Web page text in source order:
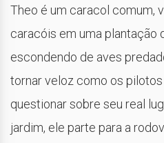
Theo é um caracol comum,
caracóis em uma plantação
escondendo de aves
tornar veloz como os
questionar sobre seu real
jardim, ele parte para a